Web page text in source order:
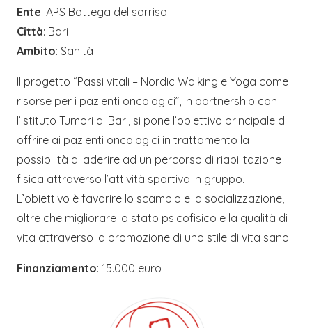
Ente: APS Bottega del sorriso
Città: Bari
Ambito: Sanità
Il progetto “Passi vitali – Nordic Walking e Yoga come
risorse per i pazienti oncologici”, in partnership con
l’Istituto Tumori di Bari, si pone l’obiettivo principale di
offrire ai pazienti oncologici in trattamento la
possibilità di aderire ad un percorso di riabilitazione
fisica attraverso l’attività sportiva in gruppo.
L’obiettivo è favorire lo scambio e la socializzazione,
oltre che migliorare lo stato psicofisico e la qualità di
vita attraverso la promozione di uno stile di vita sano.
Finanziamento: 15.000 euro